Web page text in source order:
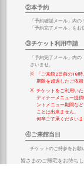
②本予約
「予約確認メール」内
「予約完了メール」をお
③チケット利用申請
「予約完了メール」内
さいませ。
「ご来館2日前の18
期限を超過したご依頼
チケットをご利用い
ディナーメニュー提
ントメニュー期間な
ことは出来ません。
何卒ご了承くださいま
④ご来館当日
チケットのご持参をお願
皆さまのご帰宅をお待ちし